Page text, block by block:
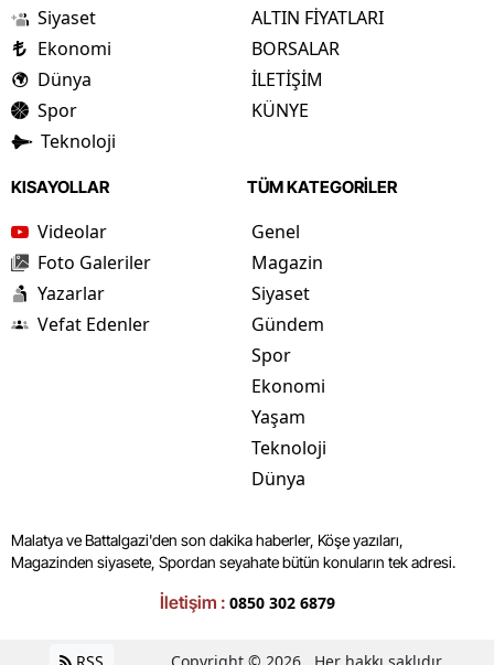
Siyaset
Ekonomi
Dünya
Spor
Teknoloji
ALTIN FİYATLARI
BORSALAR
İLETİŞİM
KÜNYE
KISAYOLLAR
Videolar
Foto Galeriler
Yazarlar
Vefat Edenler
TÜM KATEGORİLER
Genel
Magazin
Siyaset
Gündem
Spor
Ekonomi
Yaşam
Teknoloji
Dünya
Malatya ve Battalgazi'den son dakika haberler, Köşe yazıları,
Magazinden siyasete, Spordan seyahate bütün konuların tek adresi.
İletişim : 0850 302 6879
RSS Copyright © 2026 . Her hakkı saklıdır.